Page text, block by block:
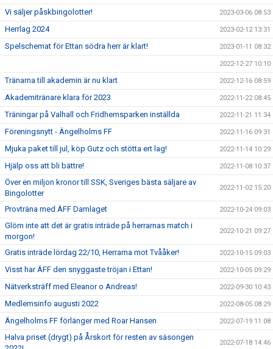
Vi säljer påskbingolotter! 2023-03-06 08:53
Herrlag 2024 2023-02-12 13:31
Spelschemat för Ettan södra herr är klart! 2023-01-11 08:32
2022-12-27 10:10
Tränarna till akademin är nu klart 2022-12-16 08:59
Akademitränare klara för 2023 2022-11-22 08:45
Träningar på Valhall och Fridhemsparken inställda 2022-11-21 11:34
Föreningsnytt - Ängelholms FF 2022-11-16 09:31
Mjuka paket till jul, köp Gutz och stötta ert lag! 2022-11-14 10:29
Hjälp oss att bli bättre! 2022-11-08 10:37
Över en miljon kronor till SSK, Sveriges bästa säljare av
Bingolotter
2022-11-02 15:20
Provträna med ÄFF Damlaget 2022-10-24 09:03
Glöm inte att det är gratis inträde på herrarnas match i
morgon!
2022-10-21 09:27
Gratis inträde lördag 22/10, Herrarna mot Tvååker! 2022-10-15 09:03
Visst har ÄFF den snyggaste tröjan i Ettan! 2022-10-05 09:29
Nätverksträff med Eleanor o Andreas! 2022-09-30 10:43
Medlemsinfo augusti 2022 2022-08-05 08:29
Ängelholms FF förlänger med Roar Hansen 2022-07-19 11:08
Halva priset (drygt) på Årskort för resten av säsongen
2022-07-18 14:46